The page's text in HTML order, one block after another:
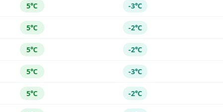
5℃ -3℃
5℃ -2℃
5℃ -2℃
5℃ -3℃
5℃ -2℃